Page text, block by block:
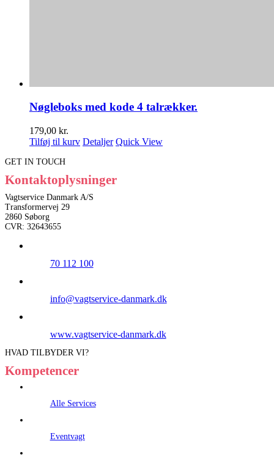
Nøgleboks med kode 4 talrækker.
179,00 kr.
Tilføj til kurv Detaljer Quick View
GET IN TOUCH
Kontaktoplysninger
Vagtservice Danmark A/S
Transformervej 29
2860 Søborg
CVR: 32643655
70 112 100
info@vagtservice-danmark.dk
www.vagtservice-danmark.dk
HVAD TILBYDER VI?
Kompetencer
Alle Services
Eventvagt